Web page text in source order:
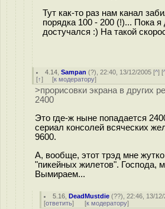
Тут как-то раз нам канал
порядка 100 - 200 (!)... Пока
достучался :) На такой
4.14 ,Sampan (?), 22:40, 13/12/2005 [^] [
[↑] [к модератору]
>прорисовки экрана в других
2400
Это где-ж ныне попадается
сериал консолей всяческих
9600.
А, вообще, этот трэд мне
"пикейных жилетов". Господа,
Вымираем...
5.16 ,DeadMustdie (??), 22:46, 13/
[ответить] [к модератору]